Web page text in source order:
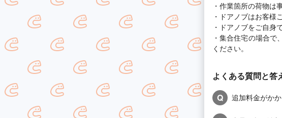
・作業箇所の荷物は
・ドアノブはお客様
・ドアノブをご自身
・集合住宅の場合
ください。
よくある質問と答
Q
追加料金がか